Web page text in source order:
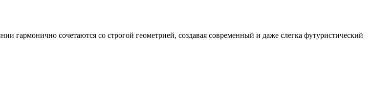
сочетаются со строгой геометрией, создавая современный и даже слегка футуристический